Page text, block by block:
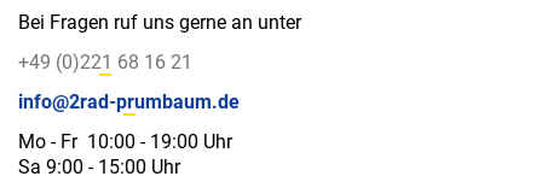
Bei Fragen ruf uns gerne an unter
+49 (0)221 68 16 21
info@2rad-prumbaum.de
Mo - Fr 10:00 - 19:00 Uhr
Sa 9:00 - 15:00 Uhr